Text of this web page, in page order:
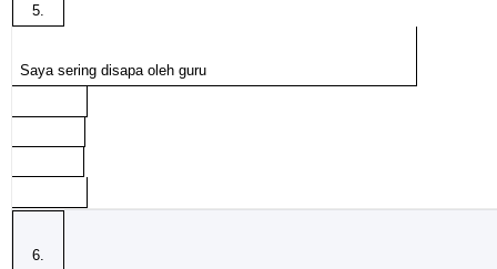
5.
Saya sering disapa oleh guru
6.